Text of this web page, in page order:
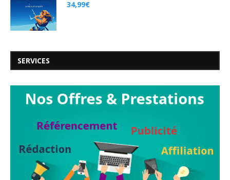
34,99€
SERVICES